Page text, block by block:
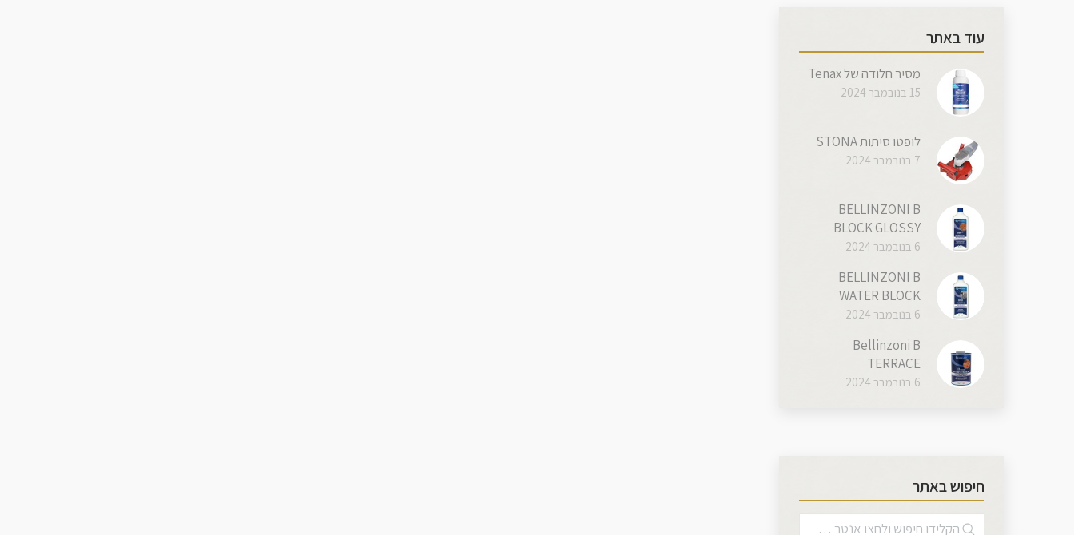
עוד באתר
מסיר חלודה של Tenax
15 בנובמבר 2024
לופטו סיתות STONA
7 בנובמבר 2024
BELLINZONI B
BLOCK GLOSSY
6 בנובמבר 2024
BELLINZONI B
WATER BLOCK
6 בנובמבר 2024
Bellinzoni B
TERRACE
6 בנובמבר 2024
חיפוש באתר